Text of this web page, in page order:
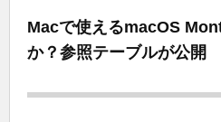
Macで使えるmacOS
か？参照テーブルが公開